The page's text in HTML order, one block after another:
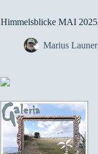
Himmelsblicke MAI 2025
Marius Launer